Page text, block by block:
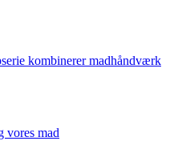
kombinerer madhåndværk
vores mad